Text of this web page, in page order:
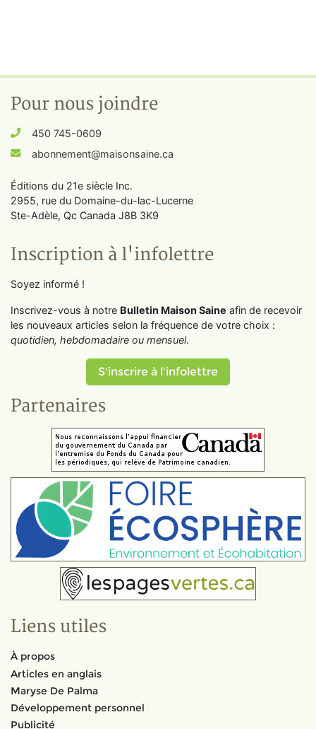
Pour nous joindre
450 745-0609
abonnement@maisonsaine.ca
Éditions du 21e siècle Inc.
2955, rue du Domaine-du-lac-Lucerne
Ste-Adèle, Qc Canada J8B 3K9
Inscription à l'infolettre
Soyez informé !
Inscrivez-vous à notre Bulletin Maison Saine afin de recevoir
les nouveaux articles selon la fréquence de votre choix :
quotidien, hebdomadaire ou mensuel.
S'inscrire à l'infolettre
Partenaires
Liens utiles
À propos
Articles en anglais
Maryse De Palma
Développement personnel
Publicité